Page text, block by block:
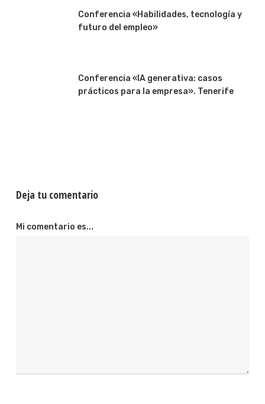
Conferencia «Habilidades, tecnología y
futuro del empleo»
Conferencia «IA generativa: casos
prácticos para la empresa». Tenerife
Deja tu comentario
Mi comentario es...